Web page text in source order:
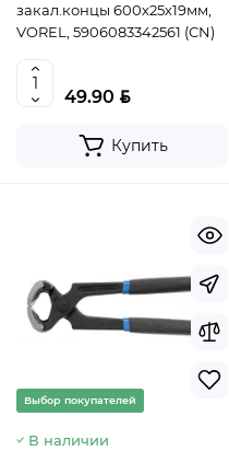
закал.концы 600х25х19мм,
VOREL, 5906083342561 (CN)
49.90 BYN
Купить
Выбор покупателей
В наличии